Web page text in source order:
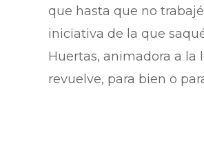
que hasta que no
iniciativa de la que
Huertas, animadora a la
revuelve, para bien o